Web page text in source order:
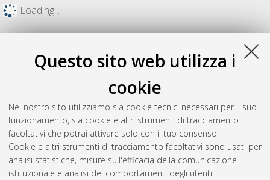
Questo sito web utilizza i
cookie
Nel nostro sito utilizziamo sia cookie tecnici necessari per il suo
funzionamento, sia cookie e altri strumenti di tracciamento
facoltativi che potrai attivare solo con il tuo consenso.
Cookie e altri strumenti di tracciamento facoltativi sono usati per
analisi statistiche, misure sull'efficacia della comunicazione
istituzionale e analisi dei comportamenti degli utenti.
Loading...
Gestione del documento: